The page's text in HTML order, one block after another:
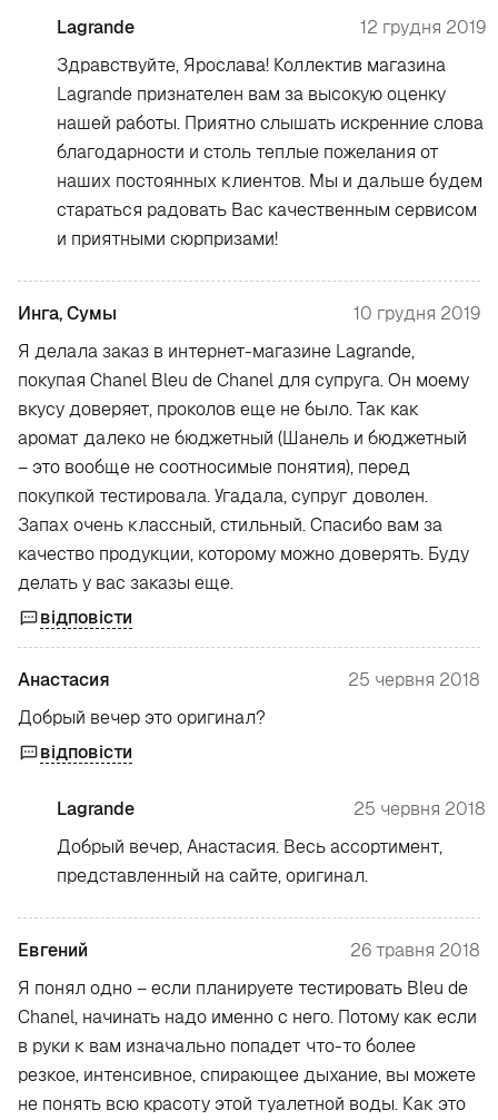
Lagrande
12 грудня 2019
Здравствуйте, Ярослава! Коллектив магазина
Lagrande признателен вам за высокую оценку
нашей работы. Приятно слышать искренние слова
благодарности и столь теплые пожелания от
наших постоянных клиентов. Мы и дальше будем
стараться радовать Вас качественным сервисом
и приятными сюрпризами!
Инга, Сумы
10 грудня 2019
Я делала заказ в интернет-магазине Lagrande,
покупая Chanel Bleu de Chanel для супруга. Он моему
вкусу доверяет, проколов еще не было. Так как
аромат далеко не бюджетный (Шанель и бюджетный
– это вообще не соотносимые понятия), перед
покупкой тестировала. Угадала, супруг доволен.
Запах очень классный, стильный. Спасибо вам за
качество продукции, которому можно доверять. Буду
делать у вас заказы еще.
відповісти
Анастасия
25 червня 2018
Добрый вечер это оригинал?
відповісти
Lagrande
25 червня 2018
Добрый вечер, Анастасия. Весь ассортимент,
представленный на сайте, оригинал.
Евгений
26 травня 2018
Я понял одно – если планируете тестировать Bleu de
Chanel, начинать надо именно с него. Потому как если
в руки к вам изначально попадет что-то более
резкое, интенсивное, спирающее дыхание, вы можете
не понять всю красоту этой туалетной воды. Как это